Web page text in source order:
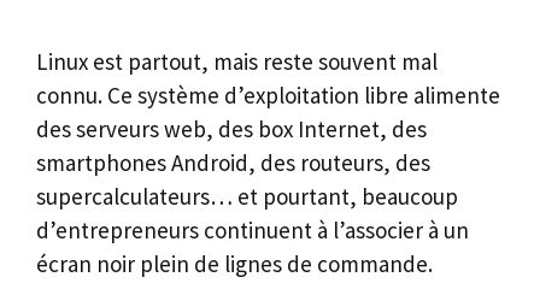
Linux est partout, mais reste souvent mal
connu. Ce système d’exploitation libre alimente
des serveurs web, des box Internet, des
smartphones Android, des routeurs, des
supercalculateurs… et pourtant, beaucoup
d’entrepreneurs continuent à l’associer à un
écran noir plein de lignes de commande.